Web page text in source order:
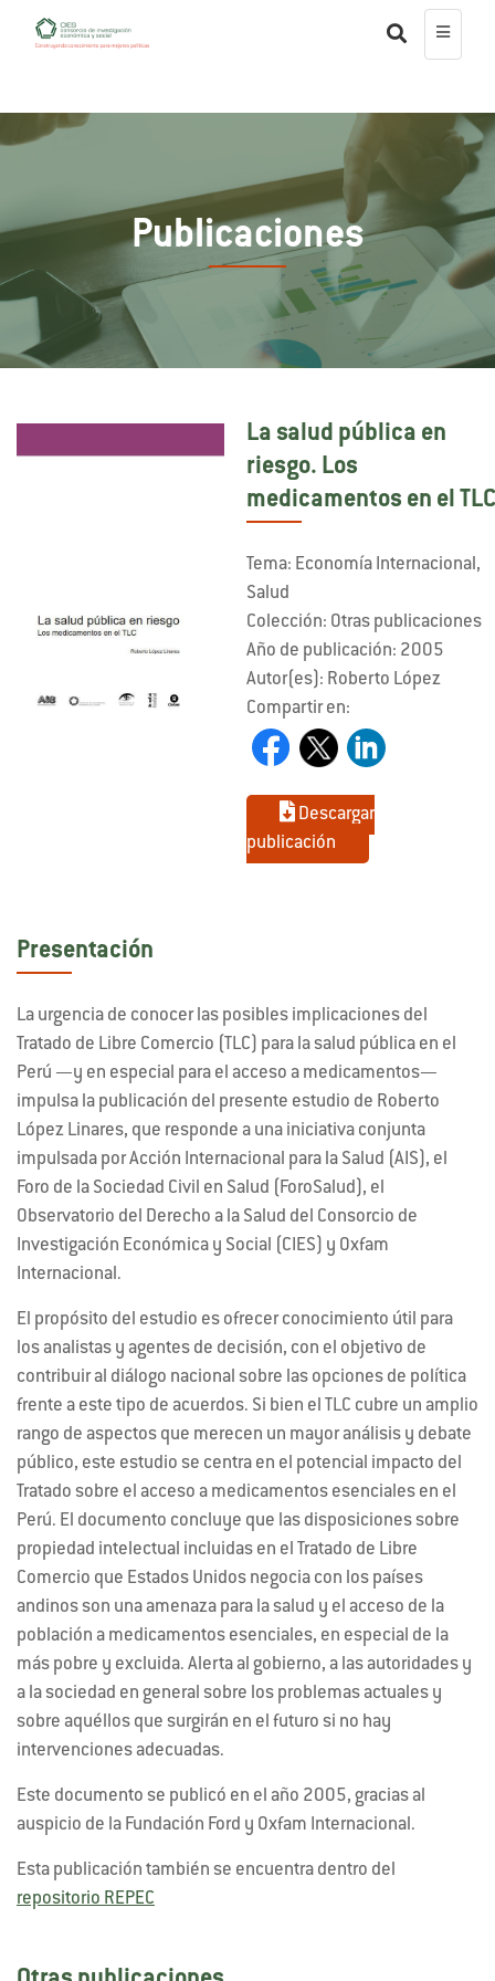
Publicaciones
La salud pública en
riesgo. Los
medicamentos en el
Tema: Economía Internacional,
Salud
Colección: Otras publicaciones
Año de publicación: 2005
Autor(es): Roberto López
Compartir en:
Descargar
publicación
Presentación
La urgencia de conocer las posibles implicaciones del
Tratado de Libre Comercio (TLC) para la salud pública en el
Perú —y en especial para el acceso a medicamentos—
impulsa la publicación del presente estudio de Roberto
López Linares, que responde a una iniciativa conjunta
impulsada por Acción Internacional para la Salud (AIS), el
Foro de la Sociedad Civil en Salud (ForoSalud), el
Observatorio del Derecho a la Salud del Consorcio de
Investigación Económica y Social (CIES) y Oxfam
Internacional.
El propósito del estudio es ofrecer conocimiento útil para
los analistas y agentes de decisión, con el objetivo de
contribuir al diálogo nacional sobre las opciones de política
frente a este tipo de acuerdos. Si bien el TLC cubre un amplio
rango de aspectos que merecen un mayor análisis y debate
público, este estudio se centra en el potencial impacto del
Tratado sobre el acceso a medicamentos esenciales en el
Perú. El documento concluye que las disposiciones sobre
propiedad intelectual incluidas en el Tratado de Libre
Comercio que Estados Unidos negocia con los países
andinos son una amenaza para la salud y el acceso de la
población a medicamentos esenciales, en especial de la
más pobre y excluida. Alerta al gobierno, a las autoridades y
a la sociedad en general sobre los problemas actuales y
sobre aquéllos que surgirán en el futuro si no hay
intervenciones adecuadas.
Este documento se publicó en el año 2005, gracias al
auspicio de la Fundación Ford y Oxfam Internacional.
Esta publicación también se encuentra dentro del
repositorio REPEC